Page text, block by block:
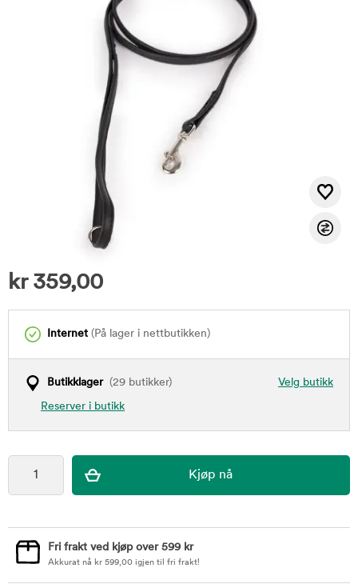
kr 359,00
Internet (På lager i nettbutikken)
Velg butikk
Butikklager(29 butikker)
Reserver i butikk
Fri frakt ved kjøp over 599 kr
Akkurat nå kr 599,00 igjen til fri frakt!